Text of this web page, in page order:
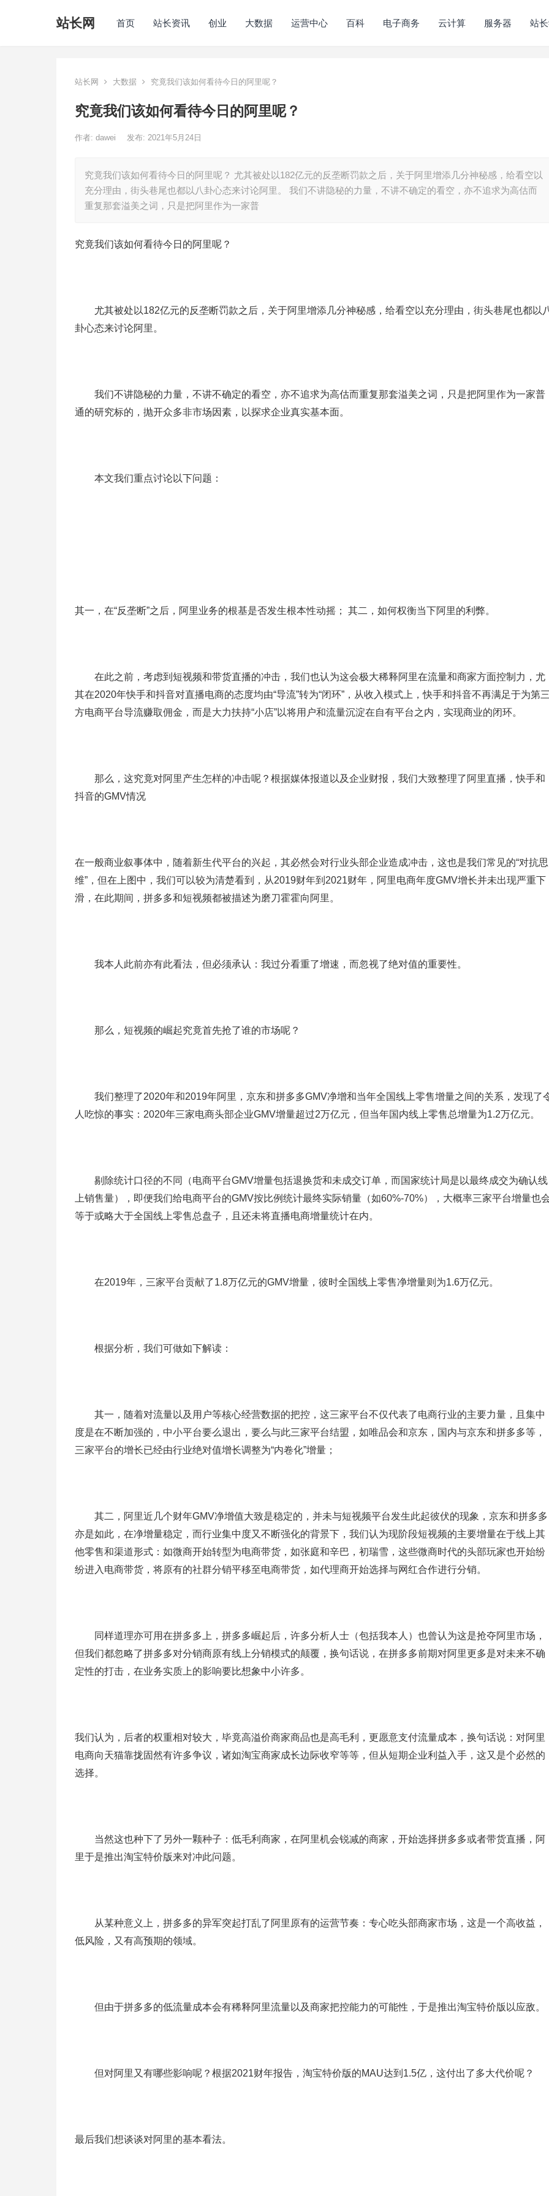
站长网 首页 站长资讯 创业 大数据 运营中心 百科 电子商务 云计算 服务器 站
站长网 大数据 究竟我们该如何看待今日的阿里呢？
究竟我们该如何看待今日的阿里呢？
作者: dawei 发布: 2021年5月24日
究竟我们该如何看待今日的阿里呢？ 尤其被处以182亿元的反垄断罚款之后，关于阿里增添几分神秘感，给看空以
充分理由，街头巷尾也都以八卦心态来讨论阿里。 我们不讲隐秘的力量，不讲不确定的看空，亦不追求为高估而
重复那套溢美之词，只是把阿里作为一家普
究竟我们该如何看待今日的阿里呢？
尤其被处以182亿元的反垄断罚款之后，关于阿里增添几分神秘感，给看空以充分理由，街头巷尾也都以
卦心态来讨论阿里。
我们不讲隐秘的力量，不讲不确定的看空，亦不追求为高估而重复那套溢美之词，只是把阿里作为一家普
通的研究标的，抛开众多非市场因素，以探求企业真实基本面。
本文我们重点讨论以下问题：
其一，在“反垄断”之后，阿里业务的根基是否发生根本性动摇； 其二，如何权衡当下阿里的利弊。
在此之前，考虑到短视频和带货直播的冲击，我们也认为这会极大稀释阿里在流量和商家方面控制力，尤
其在2020年快手和抖音对直播电商的态度均由“导流”转为“闭环”，从收入模式上，快手和抖音不再满足于为第
方电商平台导流赚取佣金，而是大力扶持“小店”以将用户和流量沉淀在自有平台之内，实现商业的闭环。
那么，这究竟对阿里产生怎样的冲击呢？根据媒体报道以及企业财报，我们大致整理了阿里直播，快手和
抖音的GMV情况
在一般商业叙事体中，随着新生代平台的兴起，其必然会对行业头部企业造成冲击，这也是我们常见的“对抗思
维”，但在上图中，我们可以较为清楚看到，从2019财年到2021财年，阿里电商年度GMV增长并未出现严重下
滑，在此期间，拼多多和短视频都被描述为磨刀霍霍向阿里。
我本人此前亦有此看法，但必须承认：我过分看重了增速，而忽视了绝对值的重要性。
那么，短视频的崛起究竟首先抢了谁的市场呢？
我们整理了2020年和2019年阿里，京东和拼多多GMV净增和当年全国线上零售增量之间的关系，发现了
人吃惊的事实：2020年三家电商头部企业GMV增量超过2万亿元，但当年国内线上零售总增量为1.2万亿元。
剔除统计口径的不同（电商平台GMV增量包括退换货和未成交订单，而国家统计局是以最终成交为确认线
上销售量），即便我们给电商平台的GMV按比例统计最终实际销量（如60%-70%），大概率三家平台增量也
等于或略大于全国线上零售总盘子，且还未将直播电商增量统计在内。
在2019年，三家平台贡献了1.8万亿元的GMV增量，彼时全国线上零售净增量则为1.6万亿元。
根据分析，我们可做如下解读：
其一，随着对流量以及用户等核心经营数据的把控，这三家平台不仅代表了电商行业的主要力量，且集中
度是在不断加强的，中小平台要么退出，要么与此三家平台结盟，如唯品会和京东，国内与京东和拼多多等，
三家平台的增长已经由行业绝对值增长调整为“内卷化”增量；
其二，阿里近几个财年GMV净增值大致是稳定的，并未与短视频平台发生此起彼伏的现象，京东和拼多多
亦是如此，在净增量稳定，而行业集中度又不断强化的背景下，我们认为现阶段短视频的主要增量在于线上其
他零售和渠道形式：如微商开始转型为电商带货，如张庭和辛巴，初瑞雪，这些微商时代的头部玩家也开始纷
纷进入电商带货，将原有的社群分销平移至电商带货，如代理商开始选择与网红合作进行分销。
同样道理亦可用在拼多多上，拼多多崛起后，许多分析人士（包括我本人）也曾认为这是抢夺阿里市场，
但我们都忽略了拼多多对分销商原有线上分销模式的颠覆，换句话说，在拼多多前期对阿里更多是对未来不确
定性的打击，在业务实质上的影响要比想象中小许多。
我们认为，后者的权重相对较大，毕竟高溢价商家商品也是高毛利，更愿意支付流量成本，换句话说：对阿里
电商向天猫靠拢固然有许多争议，诸如淘宝商家成长边际收窄等等，但从短期企业利益入手，这又是个必然的
选择。
当然这也种下了另外一颗种子：低毛利商家，在阿里机会锐减的商家，开始选择拼多多或者带货直播，阿
里于是推出淘宝特价版来对冲此问题。
从某种意义上，拼多多的异军突起打乱了阿里原有的运营节奏：专心吃头部商家市场，这是一个高收益，
低风险，又有高预期的领域。
但由于拼多多的低流量成本会有稀释阿里流量以及商家把控能力的可能性，于是推出淘宝特价版以应敌。
但对阿里又有哪些影响呢？根据2021财年报告，淘宝特价版的MAU达到1.5亿，这付出了多大代价呢？
最后我们想谈谈对阿里的基本看法。